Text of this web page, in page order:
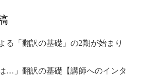
る「翻訳の基礎」の2期が始まり
…」翻訳の基礎【講師へのインタ